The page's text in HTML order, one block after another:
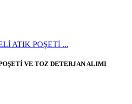
ATIK POŞETİ ...
VE TOZ DETERJAN ALIMI